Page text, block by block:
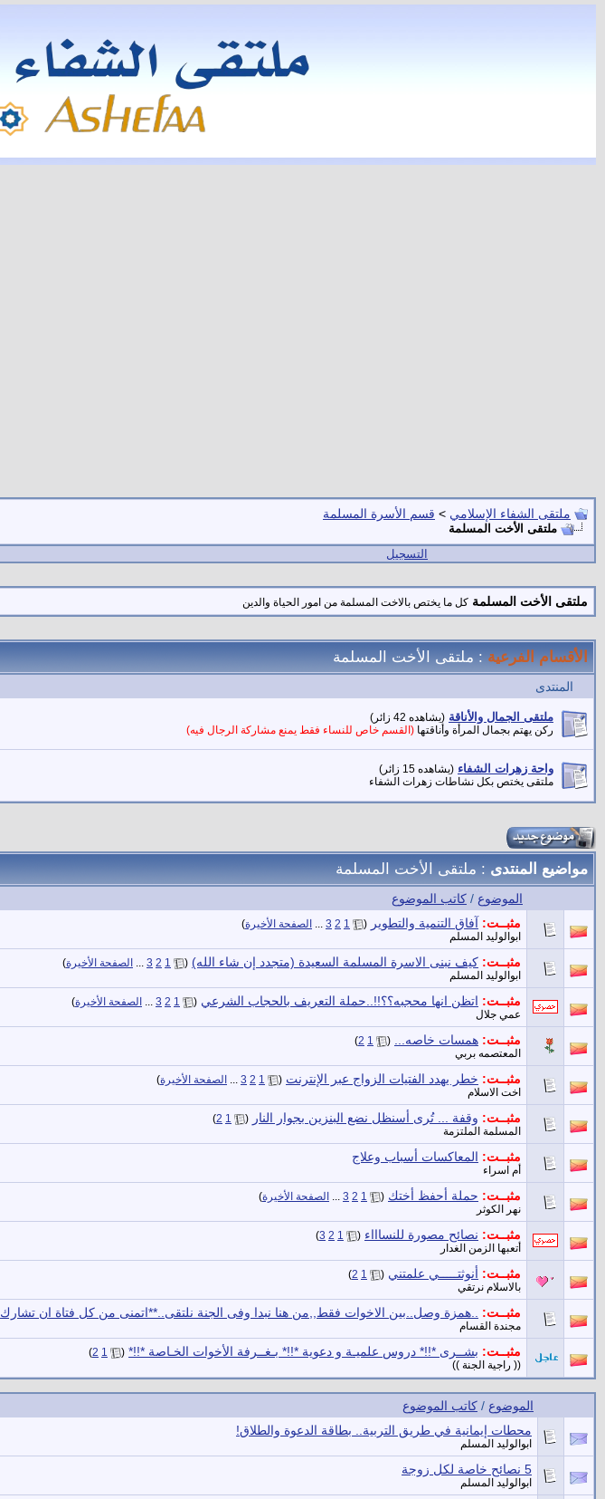
ملتقى الشفاء الإسلامي > قسم الأسرة المسلمة
ملتقى الأخت المسلمة
التسجيل
ملتقى الأخت المسلمة كل ما يختص بالاخت المسلمة من امور الحياة والدين
الأقسام الفرعية: ملتقى الأخت المسلمة
المنتدى
ملتقى الجمال والأناقة (يشاهده 42 زائر)
ركن يهتم بجمال المرأة وأناقتها (القسم خاص للنساء فقط يمنع مشاركة الرجال فيه)
واحة زهرات الشفاء (يشاهده 15 زائر)
ملتقى يختص بكل نشاطات زهرات الشفاء
مواضيع المنتدى: ملتقى الأخت المسلمة
الموضوع / كاتب الموضوع
مثبــت: آفاق التنمية والتطوير (
1
2
3
... الصفحة الأخيرة)
ابوالوليد المسلم
مثبــت: كيف نبنى الاسرة المسلمة السعيدة (متجدد إن شاء الله) (
1
2
3
... الصفحة الأخيرة)
ابوالوليد المسلم
مثبــت: اتظن انها محجبه؟؟!!..حملة التعريف بالحجاب الشرعي (
1
2
3
... الصفحة الأخيرة)
عمي جلال
مثبــت: همسات خاصه... (
1
2
)
المعتصمه بربي
مثبــت: خطر يهدد الفتيات الزواج عبر الإنترنت (
1
2
3
... الصفحة الأخيرة)
اخت الاسلام
مثبــت: وقفة ... تُرى أسنظل نضع البنزين بجوار النار (
1
2
)
المسلمة الملتزمة
مثبــت: المعاكسات أسباب وعلاج
أم اسراء
مثبــت: حملة أحفظ أختك (
1
2
3
... الصفحة الأخيرة)
نهر الكوثر
مثبــت: نصائح مصورة للنساااء (
1
2
3
)
أتعبها الزمن الغدار
مثبــت: أنوثتـــــي علمتني (
1
2
)
بالاسلام نرتقي
مثبــت: ..همزة وصل..بين الاخوات فقط,,من هنا نبدا وفى الجنة نلتقى..**اتمنى من كل فتاة ان تشارك
مجندة القسام
مثبــت: بشــرى *!!* دروس علميـة و دعوية *!!* بـغــرفة الأخوات الخـاصة *!!* (
1
2
)
(( راجية الجنة ))
الموضوع / كاتب الموضوع
محطات إيمانية في طريق التربية.. بطاقة الدعوة والطلاق!
ابوالوليد المسلم
5 نصائح خاصة لكل زوجة
ابوالوليد المسلم